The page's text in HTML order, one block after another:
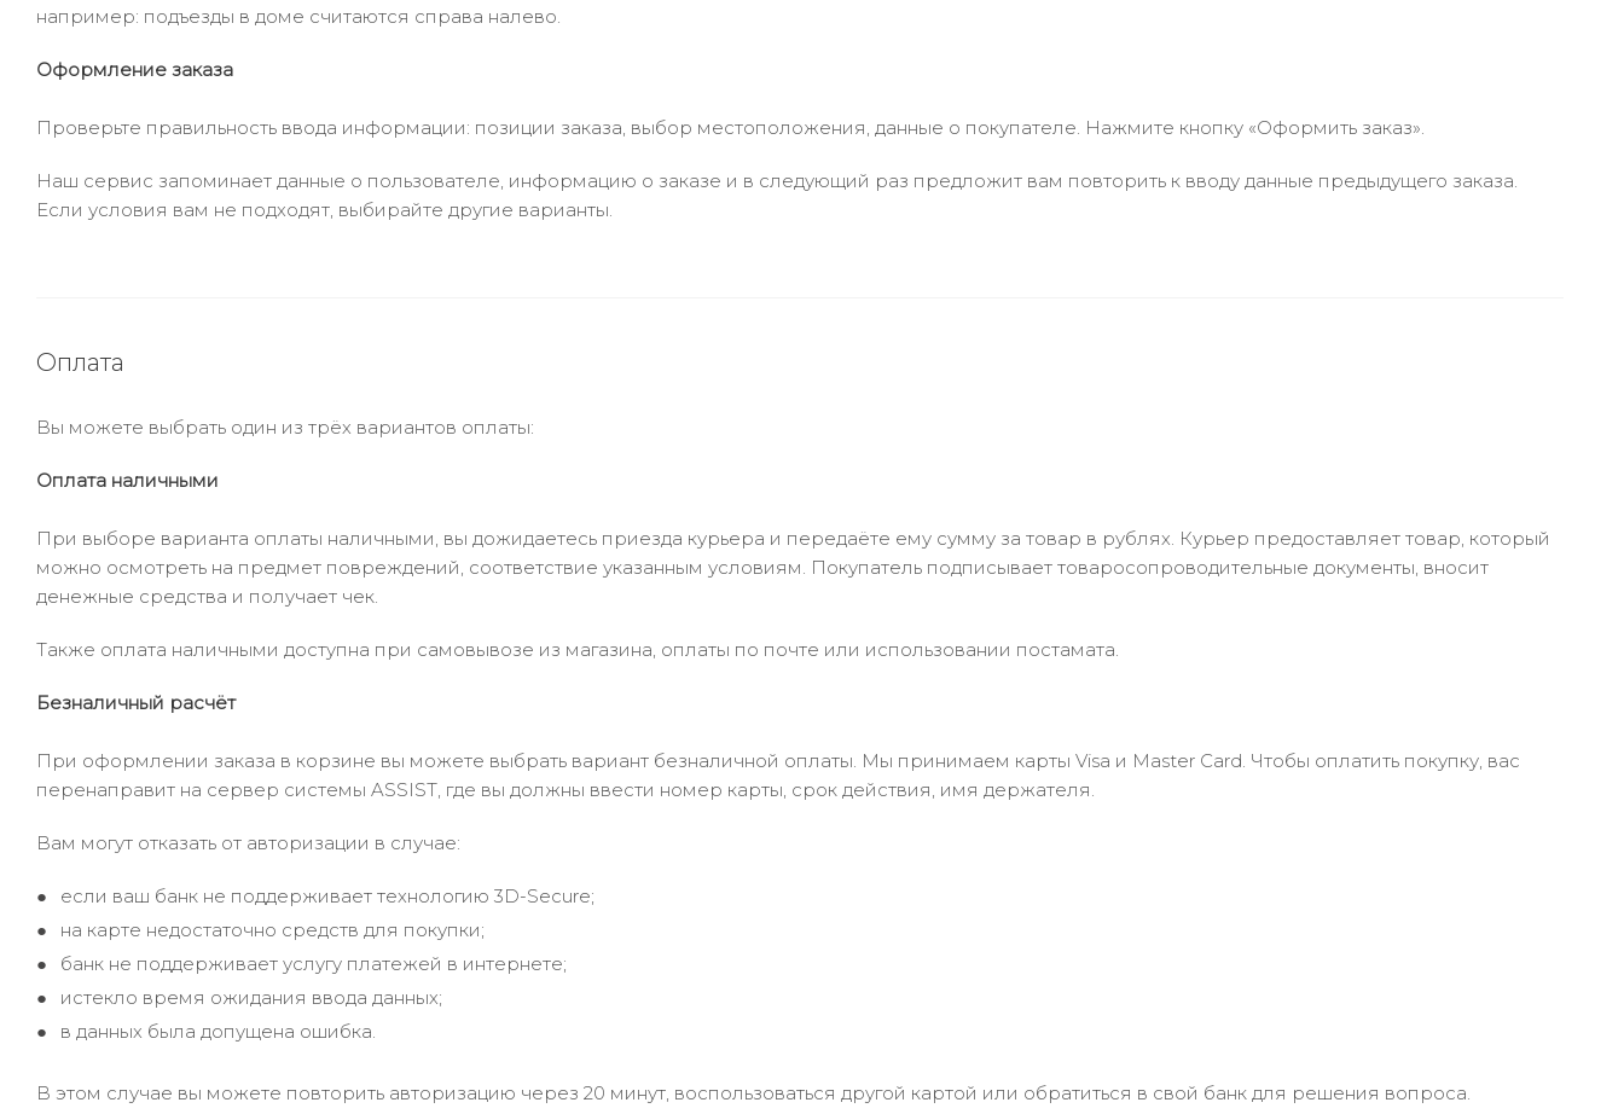
например: подъезды в доме считаются справа налево.
Оформление заказа
Проверьте правильность ввода информации: позиции заказа, выбор местоположения, данные о покупателе. Нажмите кнопку «Оформить заказ».
Наш сервис запоминает данные о пользователе, информацию о заказе и в следующий раз предложит вам повторить к вводу данные предыдущего заказа.
Если условия вам не подходят, выбирайте другие варианты.
Оплата
Вы можете выбрать один из трёх вариантов оплаты:
Оплата наличными
При выборе варианта оплаты наличными, вы дожидаетесь приезда курьера и передаёте ему сумму за товар в рублях. Курьер предоставляет товар, который
можно осмотреть на предмет повреждений, соответствие указанным условиям. Покупатель подписывает товаросопроводительные документы, вносит
денежные средства и получает чек.
Также оплата наличными доступна при самовывозе из магазина, оплаты по почте или использовании постамата.
Безналичный расчёт
При оформлении заказа в корзине вы можете выбрать вариант безналичной оплаты. Мы принимаем карты Visa и Master Card. Чтобы оплатить покупку, вас
перенаправит на сервер системы ASSIST, где вы должны ввести номер карты, срок действия, имя держателя.
Вам могут отказать от авторизации в случае:
если ваш банк не поддерживает технологию 3D-Secure;
на карте недостаточно средств для покупки;
банк не поддерживает услугу платежей в интернете;
истекло время ожидания ввода данных;
в данных была допущена ошибка.
В этом случае вы можете повторить авторизацию через 20 минут, воспользоваться другой картой или обратиться в свой банк для решения вопроса.